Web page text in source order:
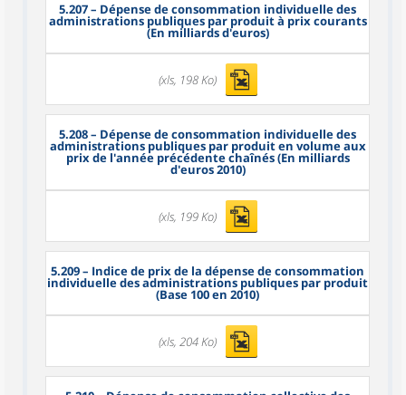
5.207– Dépense de consommation individuelle des
administrations publiques par produit à prix courants
(En milliards d'euros)
(xls, 198 Ko)
5.208– Dépense de consommation individuelle des
administrations publiques par produit en volume aux
prix de l'année précédente chaînés (En milliards
d'euros 2010)
(xls, 199 Ko)
5.209– Indice de prix de la dépense de consommation
individuelle des administrations publiques par produit
(Base 100 en 2010)
(xls, 204 Ko)